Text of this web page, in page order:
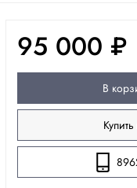
95 000 ₽
В